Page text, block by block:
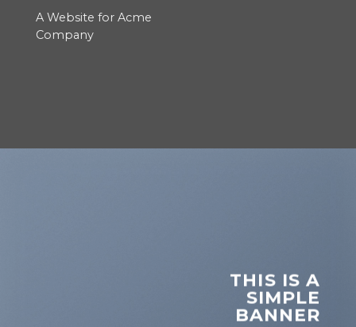
A Website for Acme
Company
THIS IS A
SIMPLE
BANNER